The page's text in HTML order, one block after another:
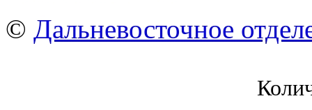
© Дальневосточное